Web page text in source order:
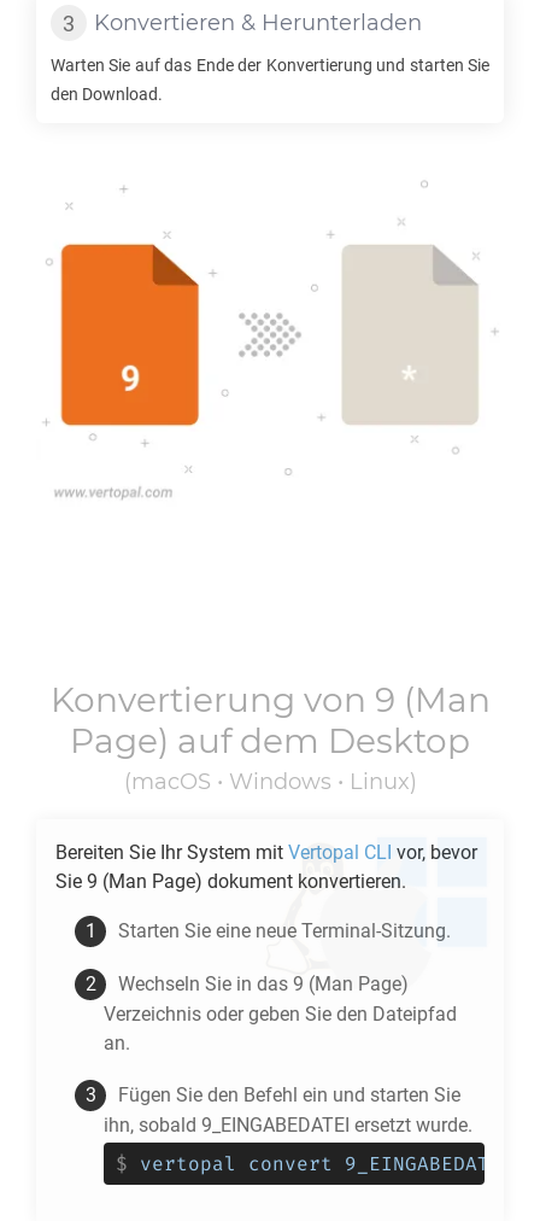
Konvertieren & Herunterladen
Warten Sie auf das Ende der Konvertierung und starten Sie
den Download.
Konvertierung von 9 (Man
Page) auf dem Desktop
(macOS • Windows • Linux)
Bereiten Sie Ihr System mit Vertopal CLI vor, bevor
Sie 9 (Man Page) dokument konvertieren.
Starten Sie eine neue Terminal-Sitzung.
Wechseln Sie in das 9 (Man Page)
Verzeichnis oder geben Sie den Dateipfad
an.
Fügen Sie den Befehl ein und starten Sie
ihn, sobald 9_EINGABEDATEI ersetzt wurde.
$ vertopal convert 9_EINGABEDATEI